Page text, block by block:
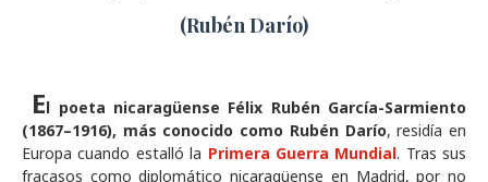
(Rubén Darío)
El poeta nicaragüense Félix Rubén García-Sarmiento
(1867–1916), más conocido como Rubén Darío, residía en
Europa cuando estalló la Primera Guerra Mundial. Tras sus
fracasos como diplomático nicaragüense en Madrid, por no